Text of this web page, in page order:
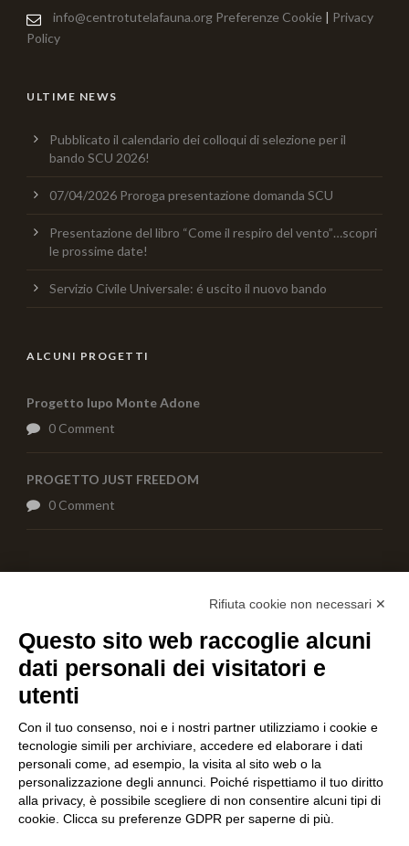
info@centrotutelafauna.org Preferenze Cookie | Privacy
Policy
ULTIME NEWS
Pubblicato il calendario dei colloqui di selezione per il
bando SCU 2026!
07/04/2026 Proroga presentazione domanda SCU
Presentazione del libro “Come il respiro del vento”…scopri
le prossime date!
Servizio Civile Universale: é uscito il nuovo bando
ALCUNI PROGETTI
Progetto lupo Monte Adone
0 Comment
PROGETTO JUST FREEDOM
0 Comment
Rifiuta cookie non necessari ✕
Questo sito web raccoglie alcuni
dati personali dei visitatori e
utenti
Con il tuo consenso, noi e i nostri partner utilizziamo i cookie e
tecnologie simili per archiviare, accedere ed elaborare i dati
personali come, ad esempio, la visita al sito web o la
personalizzazione degli annunci. Poiché rispettiamo il tuo diritto
alla privacy, è possibile scegliere di non consentire alcuni tipi di
cookie. Clicca su preferenze GDPR per saperne di più.